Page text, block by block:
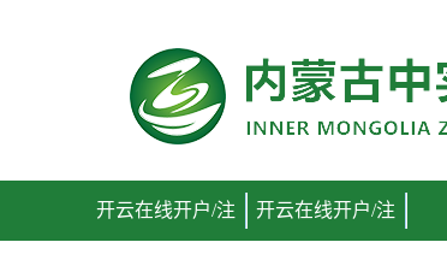
开云在线开户/注 开云在线开户/注